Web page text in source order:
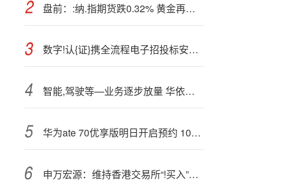
盘前：:纳.指期货跌0.32% 黄金再创新纪录高位
数字!认{证}携全流程电子招投标安全方案亮相2025绿色招采大会
智能,驾驶等—业务逐步放量 华依科技前三季度营收增长30%
华为ate 70优享版明日开启预约 10月20日开售
申万宏源：维持香港交易所“!买入”评级 3Q25现货股票ADT高基数下延续同环比高增